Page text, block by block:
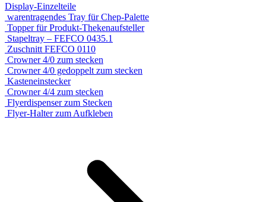
Display-Einzelteile
warentragendes Tray für Chep-Palette
Topper für Produkt-Thekenaufsteller
Stapeltray – FEFCO 0435.1
Zuschnitt FEFCO 0110
Crowner 4/0 zum stecken
Crowner 4/0 gedoppelt zum stecken
Kasteneinstecker
Crowner 4/4 zum stecken
Flyerdispenser zum Stecken
Flyer-Halter zum Aufkleben